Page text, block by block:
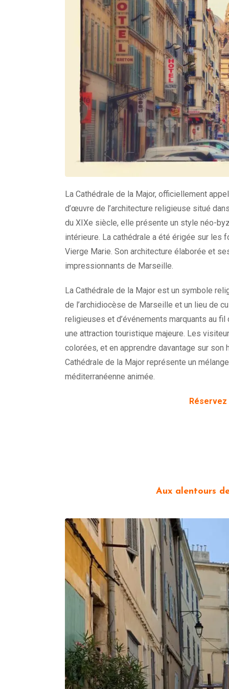
La Cathédrale de la Major, officiellement
d’œuvre de l’architecture religieuse situé
du XIXe siècle, elle présente un style néo-
intérieure. La cathédrale a été érigée sur les
Vierge Marie. Son architecture élaborée et
impressionnants de Marseille.
La Cathédrale de la Major est un symbole
de l’archidiocèse de Marseille et un lieu de
religieuses et d’événements marquants au
une attraction touristique majeure. Les
colorées, et en apprendre davantage sur
Cathédrale de la Major représente un
méditerranéenne animée.
Aux alentours